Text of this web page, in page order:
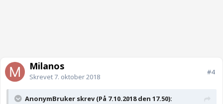
Milanos
Skrevet7. oktober 2018
#4
AnonymBruker skrev (På 7.10.2018 den 17.50):